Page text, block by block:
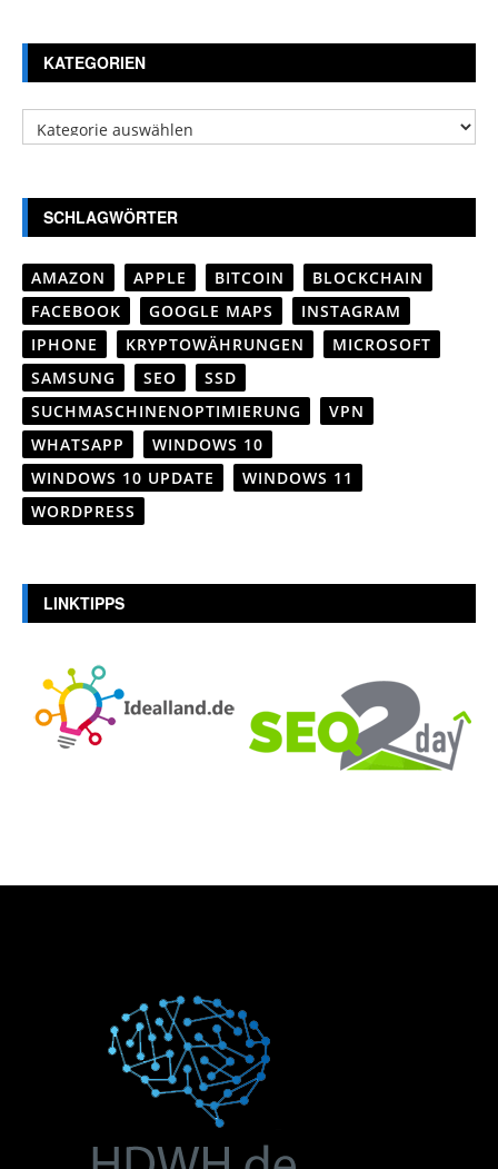
KATEGORIEN
Kategorien
SCHLAGWÖRTER
AMAZON APPLE BITCOIN
BLOCKCHAIN
FACEBOOK
GOOGLE MAPS
INSTAGRAM
IPHONE
KRYPTOWÄHRUNGEN
MICROSOFT
SAMSUNG
SEO
SSD
SUCHMASCHINENOPTIMIERUNG
VPN
WHATSAPP
WINDOWS 10
WINDOWS 10 UPDATE
WINDOWS 11
WORDPRESS
LINKTIPPS